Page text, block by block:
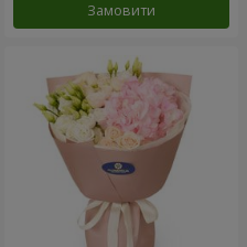
Замовити